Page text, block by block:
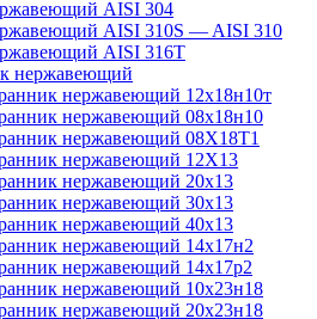
AISI 304
AISI 310S — AISI 310
AISI 316T
нержавеющий
нержавеющий 12х18н10т
нержавеющий 08х18н10
нержавеющий 08Х18Т1
нержавеющий 12Х13
нержавеющий 20х13
нержавеющий 30х13
нержавеющий 40х13
нержавеющий 14х17н2
нержавеющий 14х17р2
нержавеющий 10х23н18
нержавеющий 20х23н18